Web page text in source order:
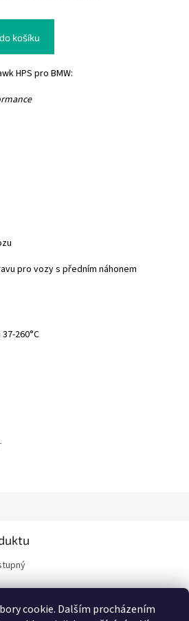
cookie. Dalším procházením
košíku
HPS pro BMW:
pro vozy s předním náhonem
260°C
destičky